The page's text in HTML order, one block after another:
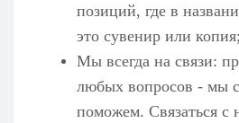
позиций, где в
это сувенир или копия;
Мы всегда на связи:
любых вопросов - мы
поможем. Связаться